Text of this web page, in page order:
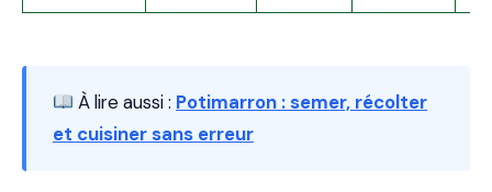
À lire aussi : Potimarron : semer, récolter
et cuisiner sans erreur